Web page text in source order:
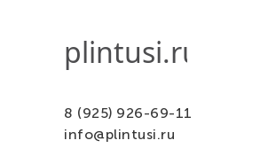
8 (925) 926-69-11
info@plintusi.ru